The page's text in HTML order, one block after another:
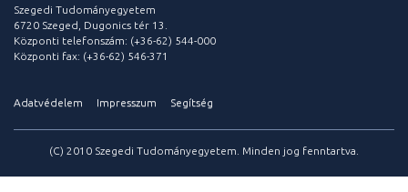
Szegedi Tudományegyetem
6720 Szeged, Dugonics tér 13.
Központi telefonszám: (+36-62) 544-000
Központi fax: (+36-62) 546-371
Adatvédelem Impresszum Segítség
(C) 2010 Szegedi Tudományegyetem. Minden jog fenntartva.